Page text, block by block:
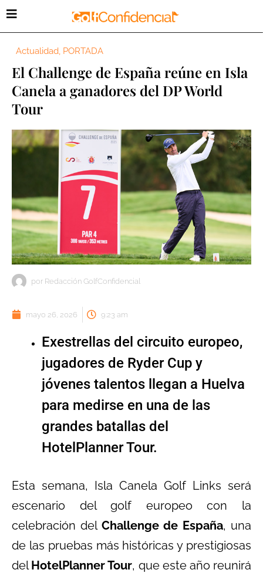
Actualidad, PORTADA
El Challenge de España reúne en Isla
Canela a ganadores del DP World
Tour
por Redacción GolfConfidencial
mayo 26, 2026 9:23 am
Exestrellas del circuito europeo,
jugadores de Ryder Cup y
jóvenes talentos llegan a Huelva
para medirse en una de las
grandes batallas del
HotelPlanner Tour.
Esta semana, Isla Canela Golf Links será
escenario del golf europeo con la
celebración del Challenge de España, una
de las pruebas más históricas y prestigiosas
delHotelPlanner Tour, que este año reunirá